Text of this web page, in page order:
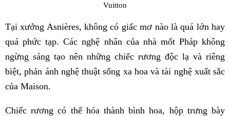
Vuitton
Tại xưởng Asnières, không có giấc mơ nào là quá lớn hay
quá phức tạp. Các nghệ nhân của nhà mốt Pháp không
ngừng sáng tạo nên những chiếc rương độc lạ và riêng
biệt, phản ánh nghệ thuật sống xa hoa và tài nghệ xuất sắc
của Maison.
Chiếc rương có thể hóa thành bình hoa, hộp trưng bày